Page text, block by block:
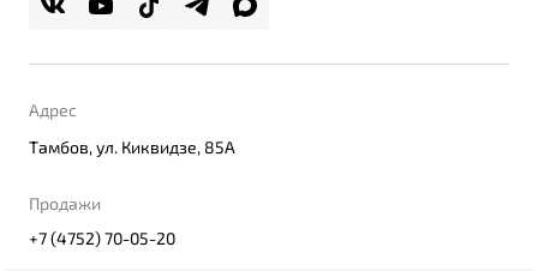
Адрес
Тамбов, ул. Киквидзе, 85А
Продажи
+7 (4752) 70-05-20